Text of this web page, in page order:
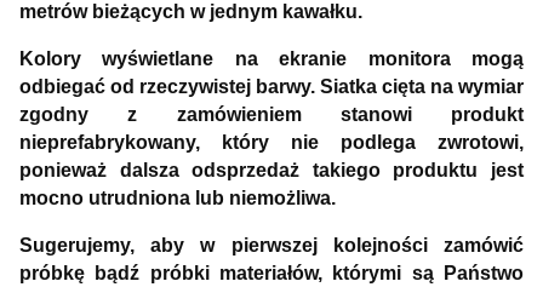
metrów bieżących w jednym kawałku.
Kolory wyświetlane na ekranie monitora mogą
odbiegać od rzeczywistej barwy. Siatka cięta na wymiar
zgodny z zamówieniem stanowi produkt
nieprefabrykowany, który nie podlega zwrotowi,
ponieważ dalsza odsprzedaż takiego produktu jest
mocno utrudniona lub niemożliwa.
Sugerujemy, aby w pierwszej kolejności zamówić
próbkę bądź próbki materiałów, którymi są Państwo